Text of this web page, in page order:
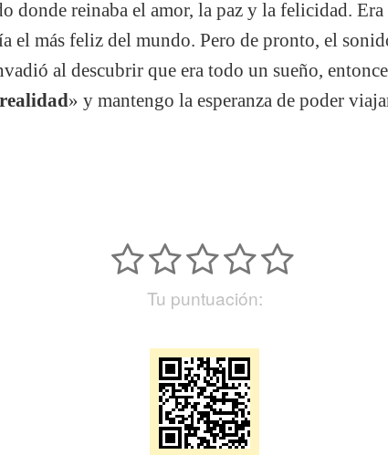
donde reinaba el amor, la paz y la felicidad.
el más feliz del mundo. Pero de pronto, el
al descubrir que era todo un sueño,
» y mantengo la esperanza de poder
Tu puntuación: